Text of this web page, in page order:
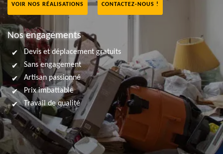
VOIR NOS RÉALISATIONS CONTACTEZ-NOUS !
Nos engagements
Devis et déplacement gratuits
Sans engagement
Artisan passionné
Prix imbattable
Travail de qualité